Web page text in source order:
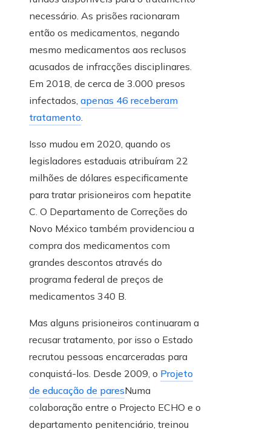
necessário. As prisões racionaram
então os medicamentos, negando
mesmo medicamentos aos reclusos
acusados ​​de infracções disciplinares.
Em 2018, de cerca de 3.000 presos
infectados, apenas 46 receberam
tratamento.
Isso mudou em 2020, quando os
legisladores estaduais atribuíram 22
milhões de dólares especificamente
para tratar prisioneiros com hepatite
C. O Departamento de Correções do
Novo México também providenciou a
compra dos medicamentos com
grandes descontos através do
programa federal de preços de
medicamentos 340 B.
Mas alguns prisioneiros continuaram a
recusar tratamento, por isso o Estado
recrutou pessoas encarceradas para
conquistá-los. Desde 2009, o Projeto
de educação de paresNuma
colaboração entre o Projecto ECHO e o
departamento penitenciário, treinou